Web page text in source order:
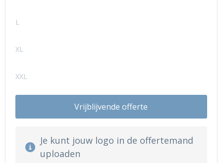
L
XL
XXL
Vrijblijvende offerte
Je kunt jouw logo in de offertemand
uploaden